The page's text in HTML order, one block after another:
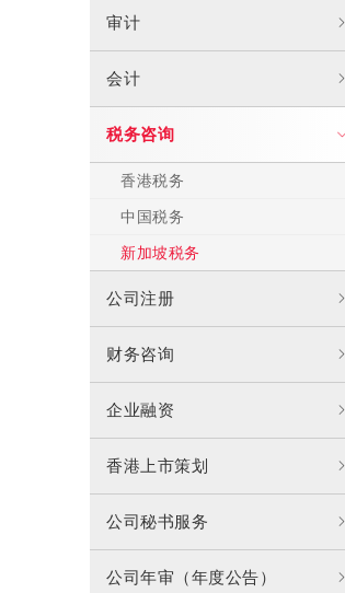
审计
会计
税务咨询
香港税务
中国税务
新加坡税务
公司注册
财务咨询
企业融资
香港上市策划
公司秘书服务
公司年审（年度公告）